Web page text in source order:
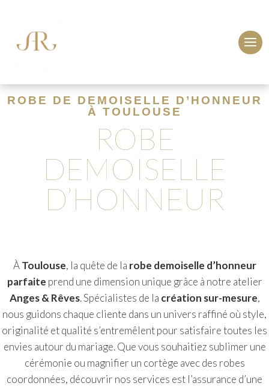
ROBE DE DEMOISELLE D’HONNEUR
À TOULOUSE
ROBE
DEMOISELLE
D’HONNEUR
ÀToulouse, la quête de la robe demoiselle d’honneur
parfaite prend une dimension unique grâce à notre atelier
Anges & Rêves. Spécialistes de la création sur-mesure,
nous guidons chaque cliente dans un univers raffiné où style,
originalité et qualité s’entremêlent pour satisfaire toutes les
envies autour du mariage. Que vous souhaitiez sublimer une
cérémonie ou magnifier un cortège avec des robes
coordonnées, découvrir nos services est l’assurance d’une